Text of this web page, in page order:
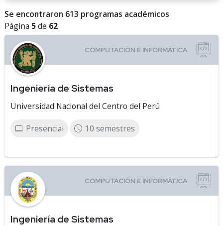
Se encontraron 613 programas académicos
Página 5de 62
Ingeniería de Sistemas
Universidad Nacional del Centro del Perú
Presencial 10 semestres
Ingeniería de Sistemas